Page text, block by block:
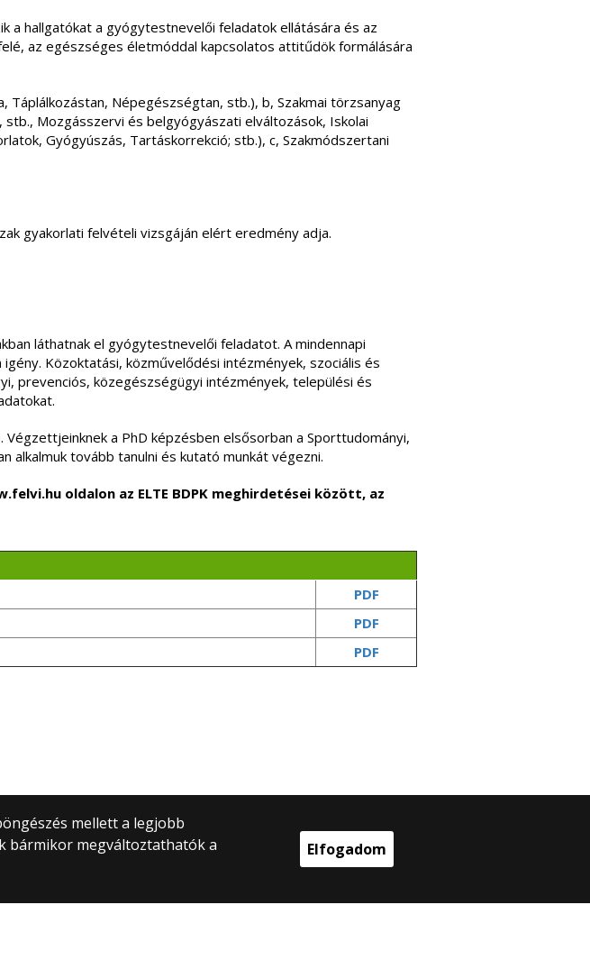
a hallgatókat a gyógytestnevelői feladatok ellátására és az
az egészséges életmóddal kapcsolatos attitűdök formálására
Táplálkozástan, Népegészségtan, stb.), b, Szakmai törzsanyag
Mozgásszervi és belgyógyászati elváltozások, Iskolai
Gyógyúszás, Tartáskorrekció; stb.), c, Szakmódszertani
gyakorlati felvételi vizsgáján elért eredmény adja.
láthatnak el gyógytestnevelői feladatot. A mindennapi
Közoktatási, közművelődési intézmények, szociális és
prevenciós, közegészségügyi intézmények, települési és
a PhD képzésben elsősorban a Sporttudományi,
alkalmuk tovább tanulni és kutató munkát végezni.
oldalon az ELTE BDPK meghirdetései között, az
PDF
PDF
PDF
mellett a legjobb
bármikor megváltoztathatók a
Elfogadom